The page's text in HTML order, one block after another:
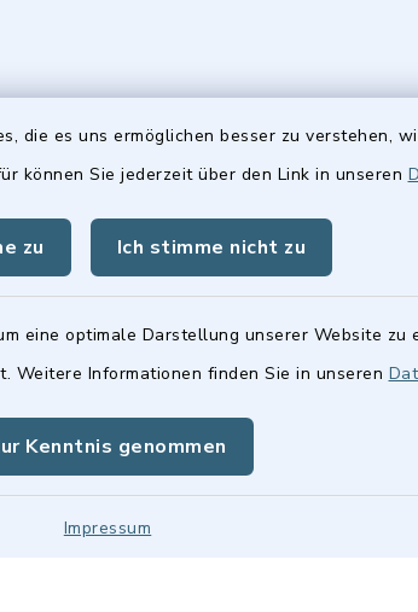
die es uns ermöglichen besser zu verstehen,
können Sie jederzeit über den Link in unseren
zu Ich stimme nicht zu
eine optimale Darstellung unserer Website
Weitere Informationen finden Sie in unseren
Kenntnis genommen
Impressum
Hinweis
Die Stadtratsitzungen
Frauenwerk, Deutenbacher
Straße 1, 90547 Stein